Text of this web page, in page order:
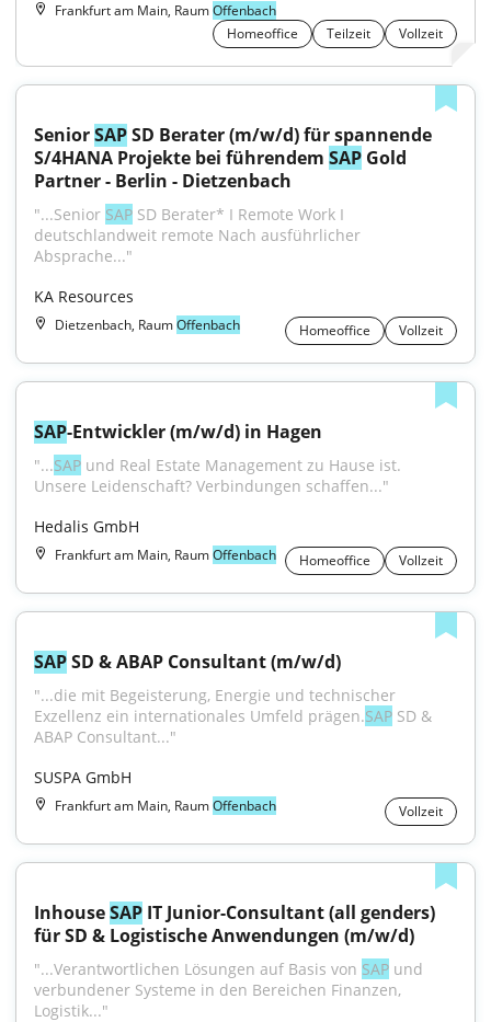
Frankfurt am Main, RaumOffenbach
Homeoffice
Teilzeit Vollzeit
Senior SAP SD Berater (m/w/d) für spannende
S/4HANA Projekte bei führendem SAP Gold
Partner - Berlin - Dietzenbach
"...Senior SAP SD Berater* I Remote Work I
deutschlandweit remote Nach ausführlicher
Absprache..."
KA Resources
Dietzenbach, RaumOffenbach Homeoffice Vollzeit
SAP-Entwickler (m/w/d) in Hagen
"...SAP und Real Estate Management zu Hause ist.
Unsere Leidenschaft? Verbindungen schaffen..."
Hedalis GmbH
Frankfurt am Main, RaumOffenbach Homeoffice Vollzeit
SAP SD & ABAP Consultant (m/w/d)
"...die mit Begeisterung, Energie und technischer
Exzellenz ein internationales Umfeld prägen.SAP SD &
ABAP Consultant..."
SUSPA GmbH
Frankfurt am Main, RaumOffenbach Vollzeit
Inhouse SAP IT Junior-Consultant (all genders)
für SD & Logistische Anwendungen (m/w/d)
"...Verantwortlichen Lösungen auf Basis von SAP und
verbundener Systeme in den Bereichen Finanzen,
Logistik..."